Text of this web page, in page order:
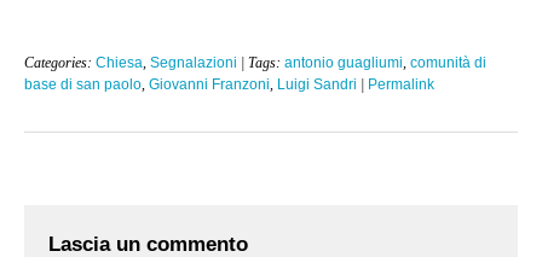
Categories: Chiesa Segnalazioni | Tags: antonio guagliumi comunità di
base di san paolo Giovanni Franzoni Luigi Sandri | Permalink
Lascia un commento